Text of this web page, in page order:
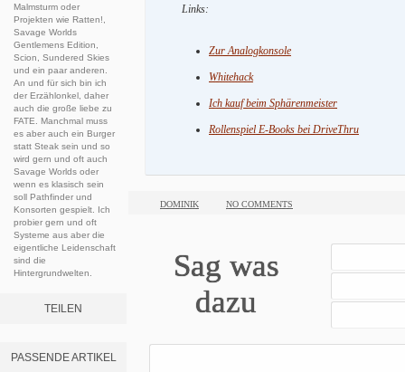
Malmsturm oder
Projekten wie Ratten!,
Savage Worlds
Gentlemens Edition,
Scion, Sundered Skies
und ein paar anderen.
An und für sich bin ich
der Erzählonkel, daher
auch die große liebe zu
FATE. Manchmal muss
es aber auch ein Burger
statt Steak sein und so
wird gern und oft auch
Savage Worlds oder
wenn es klasisch sein
soll Pathfinder und
Konsorten gespielt. Ich
probier gern und oft
Systeme aus aber die
eigentliche Leidenschaft
sind die
Hintergrundwelten.
TEILEN
PASSENDE ARTIKEL
Links:
Zur Analogkonsole
Whitehack
Ich kauf beim Sphärenmeister
Rollenspiel E-Books bei DriveThru
DOMINIK NO COMMENTS
Sag was
dazu